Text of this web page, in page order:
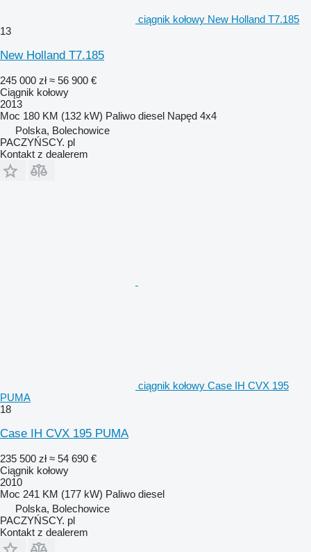
ciągnik kołowy New Holland T7.185
13
New Holland T7.185
245 000 zł ≈ 56 900 €
Ciągnik kołowy
2013
Moc 180 KM (132 kW) Paliwo diesel Napęd 4x4
Polska, Bolechowice
PACZYŃSCY. pl
Kontakt z dealerem
ciągnik kołowy Case IH CVX 195
PUMA
18
Case IH CVX 195 PUMA
235 500 zł ≈ 54 690 €
Ciągnik kołowy
2010
Moc 241 KM (177 kW) Paliwo diesel
Polska, Bolechowice
PACZYŃSCY. pl
Kontakt z dealerem